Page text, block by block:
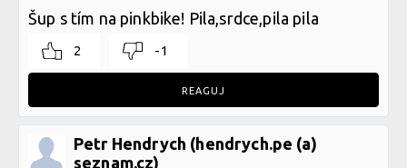
Šup s tím na pinkbike! Pila,srdce,pila pila
2 -1
REAGUJ
Petr Hendrych (hendrych.pe (a)
seznam.cz)